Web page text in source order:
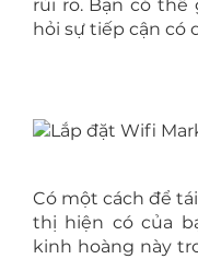
rủi ro. Bạn có thể
hỏi sự tiếp cận có
Có một cách để
thị hiện có của
kinh hoàng này